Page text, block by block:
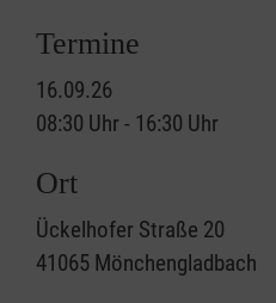
Termine
16.09.26
08:30 Uhr - 16:30 Uhr
Ort
Ückelhofer Straße 20
41065 Mönchengladbach